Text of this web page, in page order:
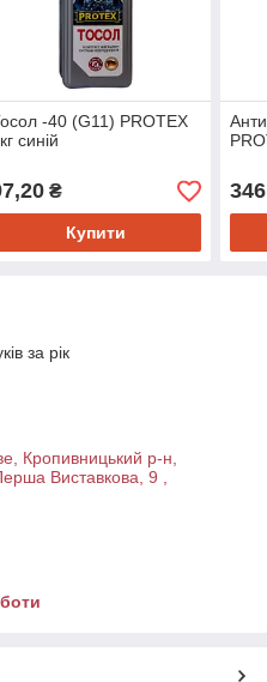
-40 (G11) PROTEX
синій
₴
Купити
за рік
Кропивницький р-н,
Виставкова, 9 ,